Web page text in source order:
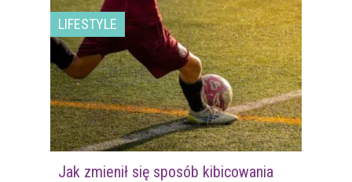
LIFESTYLE
Jak zmienił się sposób kibicowania